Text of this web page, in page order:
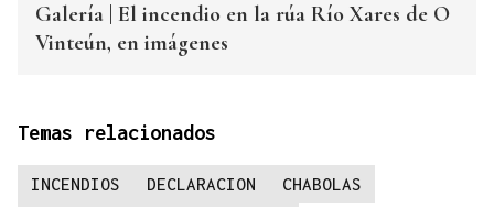
Galería | El incendio en la rúa Río Xares de O
Vinteún, en imágenes
Temas relacionados
INCENDIOS DECLARACION
CHABOLAS